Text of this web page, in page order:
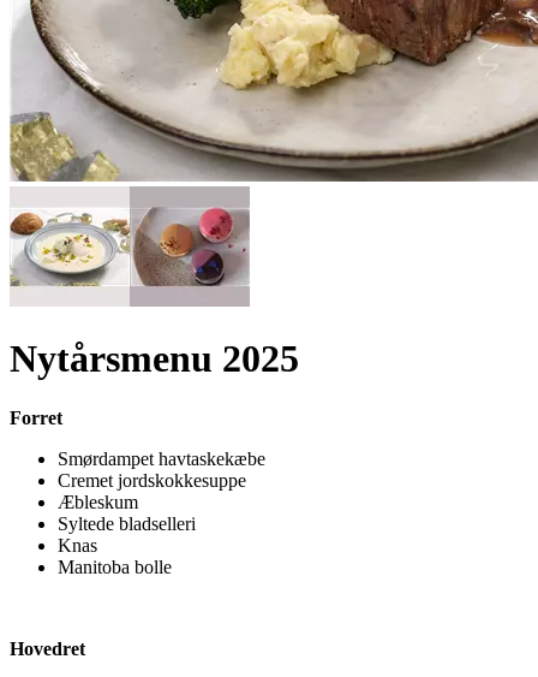
Nytårsmenu 2025
Forret
Smørdampet havtaskekæbe
Cremet jordskokkesuppe
Æbleskum
Syltede bladselleri
Knas
Manitoba bolle
Hovedret